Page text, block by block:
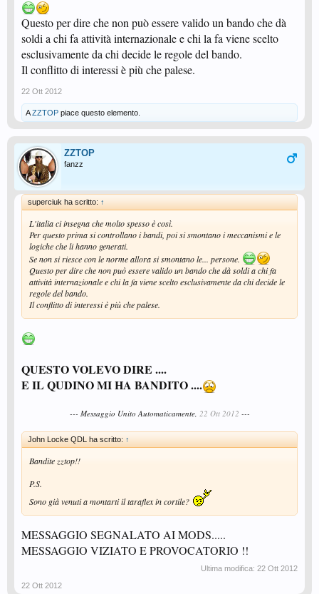
Questo per dire che non può essere valido un bando che dà
soldi a chi fa attività internazionale e chi la fa viene scelto
esclusivamente da chi decide le regole del bando.
Il conflitto di interessi è più che palese.
22 Ott 2012
AZZTOP piace questo elemento.
ZZTOP
fanzz
superciuk ha scritto: ↑
L'italia ci insegna che molto spesso è così.
Per questo prima si controllano i bandi, poi si smontano i meccanismi e le
logiche che li hanno generati.
Se non si riesce con le norme allora si smontano le... persone.
Questo per dire che non può essere valido un bando che dà soldi a chi fa
attività internazionale e chi la fa viene scelto esclusivamente da chi decide le
regole del bando.
Il conflitto di interessi è più che palese.
QUESTO VOLEVO DIRE ....
E IL QUDINO MI HA BANDITO ....
--- Messaggio Unito Automaticamente, 22 Ott 2012 ---
John Locke QDL ha scritto: ↑
Bandite zztop!!
P.S.
Sono già venuti a montarti il taraflex in cortile?
MESSAGGIO SEGNALATO AI MODS.....
MESSAGGIO VIZIATO E PROVOCATORIO !!
Ultima modifica: 22 Ott 2012
22 Ott 2012